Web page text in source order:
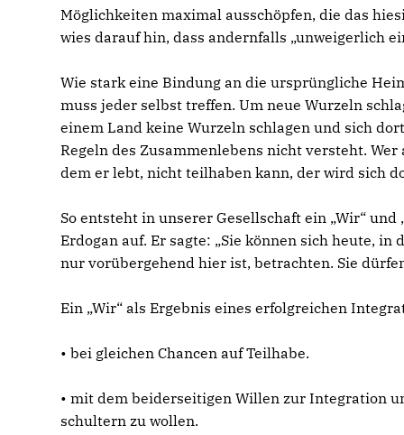
Möglichkeiten maximal ausschöpfen, die das
wies darauf hin, dass andernfalls „unweigerlich
Wie stark eine Bindung an die ursprüngliche
muss jeder selbst treffen. Um neue Wurzeln
einem Land keine Wurzeln schlagen und sich
Regeln des Zusammenlebens nicht versteht.
dem er lebt, nicht teilhaben kann, der wird sich
So entsteht in unserer Gesellschaft ein „Wir“
Erdogan auf. Er sagte: „Sie können sich heute,
nur vorübergehend hier ist, betrachten. Sie
Ein „Wir“ als Ergebnis eines erfolgreichen
• bei gleichen Chancen auf Teilhabe.
• mit dem beiderseitigen Willen zur Integration
schultern zu wollen.